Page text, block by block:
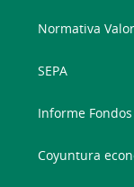
Normativa
SEPA
Informe
Coyuntura